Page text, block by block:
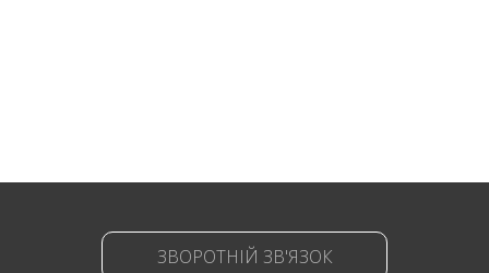
ЗВОРОТНІЙ ЗВ'ЯЗОК